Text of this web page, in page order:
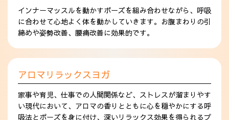
インナーマッスルを動かすポーズを組み合わせながら、呼吸
に合わせて心地よく体を動かしていきます。お腹まわりの引
締めや姿勢改善、腰痛改善に効果的です。
アロマリラックスヨガ
家事や育児、仕事での人間関係など、ストレスが溜まりやす
い現代において、アロマの香りとともに心を穏やかにする呼
吸法とポーズを身に付け、深いリラックス効果を得られるプ